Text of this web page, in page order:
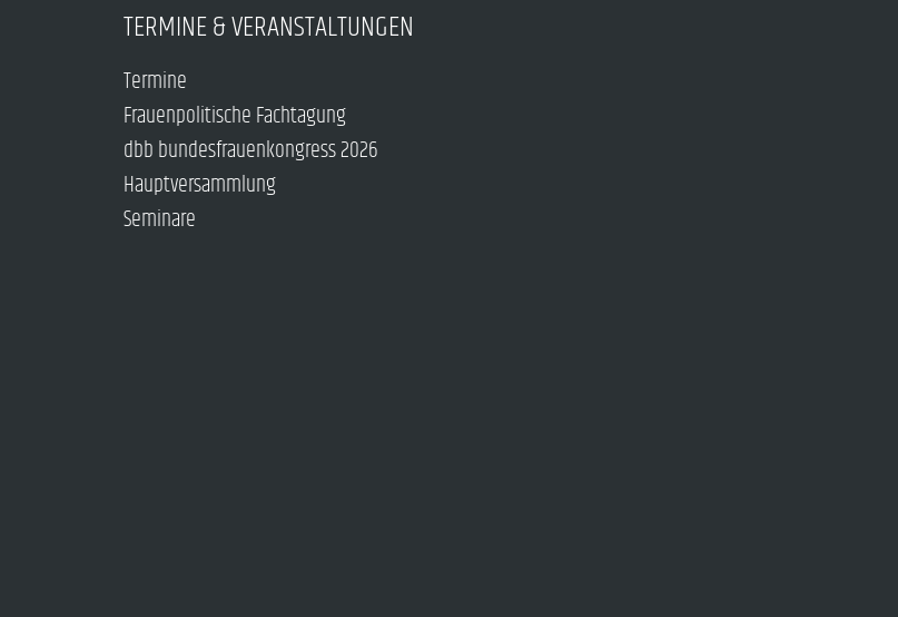
TERMINE & VERANSTALTUNGEN
Termine
Frauenpolitische Fachtagung
dbb bundesfrauenkongress 2026
Hauptversammlung
Seminare